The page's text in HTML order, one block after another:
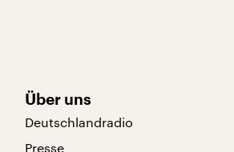
Über uns
Deutschlandradio
Presse